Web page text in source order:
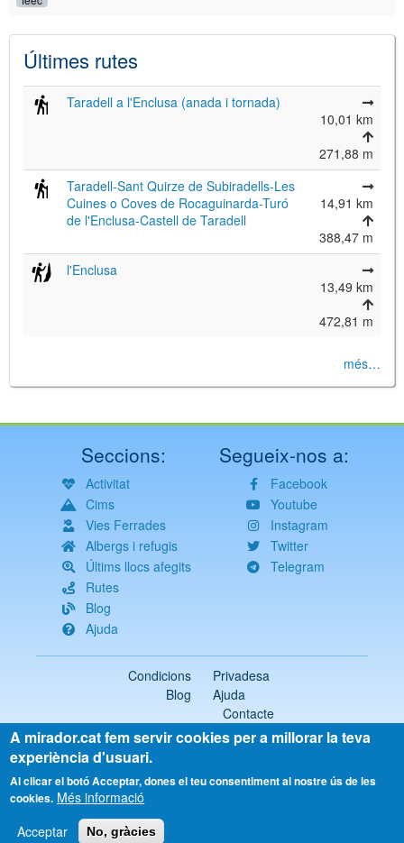
Últimes rutes
Taradell a l'Enclusa (anada i tornada)
10,01 km
271,88 m
Taradell-Sant Quirze de Subiradells-Les
Cuines o Coves de Rocaguinarda-Turó
de l'Enclusa-Castell de Taradell
14,91 km
388,47 m
l'Enclusa
13,49 km
472,81 m
més…
Seccions:
Activitat
Cims
Vies Ferrades
Albergs i refugis
Últims llocs afegits
Rutes
Blog
Ajuda
Segueix-nos a:
Facebook
Youtube
Instagram
Twitter
Telegram
Condicions
Privadesa
Blog
Ajuda
Contacte
2018-2026 ©mirador.cat
Tots els drets reservats
Select
language
A mirador.cat fem servir cookies per a millorar la teva
experiència d'usuari.
Al clicar el botó Acceptar, dones el teu consentiment al nostre ús de les
cookies. Més informació
Acceptar
No, gràcies